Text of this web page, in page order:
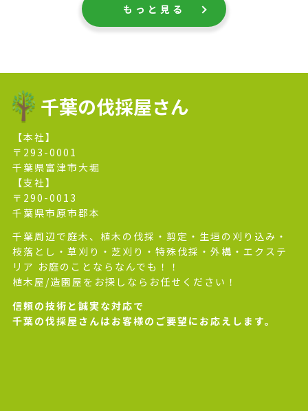
もっと見る
千葉の伐採屋さん
【本社】
〒293-0001
千葉県富津市大堀
【支社】
〒290-0013
千葉県市原市郡本
千葉周辺で庭木、植木の伐採・剪定・生垣の刈り込み・
枝落とし・草刈り・芝刈り・特殊伐採・外構・エクステ
リア お庭のことならなんでも！！
植木屋/造園屋をお探しならお任せください！
信頼の技術と誠実な対応で
千葉の伐採屋さんはお客様のご要望にお応えします。